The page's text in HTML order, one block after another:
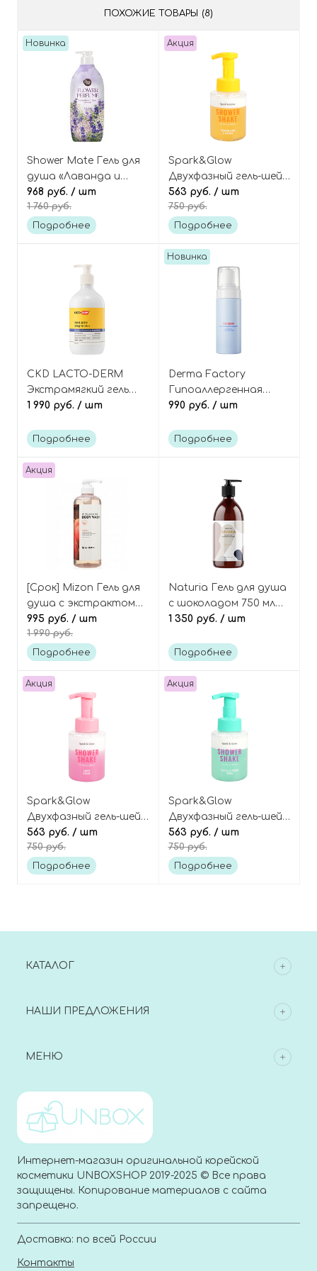
ПОХОЖИЕ ТОВАРЫ (8)
Новинка
Shower Mate Гель для
душа «Лаванда и
сирень», Flower
Perfume
Lavender&Lilac Body
968 руб. / шт
1 760 руб.
Подробнее
Акция
Spark&Glow
Двухфазный гель-шейк
для душа с ароматом
арбуза и манго,
Shower Shake
563 руб. / шт
750 руб.
Подробнее
CKD LACTO-DERM
Экстрамягкий гель
для душа с
колострумом,
Body Wash
1 990 руб. / шт
Подробнее
Новинка
Derma Factory
Гипоаллергенная
пенка для интимной
пантенолом и
Bubble Cleanser
990 руб. / шт
Подробнее
Акция
[Срок] Mizon Гель для
душа с экстрактом
персика My relaxing
time body wash peach
995 руб. / шт
1 990 руб.
Подробнее
Naturia Гель для душа
с шоколадом 750 мл
Creamy milk body wash
1 350 руб. / шт
Подробнее
Акция
Spark&Glow
Двухфазный гель-шейк
для душа с ароматом
сладкой гуавы, Shower
Shake Sweet Guava
563 руб. / шт
750 руб.
Подробнее
Акция
Spark&Glow
Двухфазный гель-шейк
для душа с ароматом
персика и папайи,
Shower Shake
563 руб. / шт
750 руб.
Подробнее
КАТАЛОГ
НАШИ ПРЕДЛОЖЕНИЯ
МЕНЮ
Интернет-магазин оригинальной корейской
косметики UNBOXSHOP 2019-2025 © Все права
защищены. Копирование материалов с сайта
запрещено.
Доставка: по всей России
Контакты